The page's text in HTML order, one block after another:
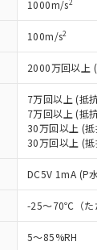
1000m/s
100m/s2
2000万回以上
7万回以上 (抵
7万回以上 (抵
30万回以上 (
30万回以上 (
DC5V 1mA (P
-25～70℃（た
5～85%RH
作成されるもので
点での実際の在庫
なる場合がある
。
状況および標準
、またはお客
機器販売店・当
さい。
御機器販売店や
ネットワーク
なく第三者に漏
お願いします。
）：
水銀(Hg) 1000ppm以
以下、ポリ臭化
、ポリ臭化ジフェニ
フタル酸ビス(2-エ
1000ppm以下、フ
以下、フタル
下、フタル酸ジイソ
業用監視および制御機
４物質については閾
を確認しています。
状況などにより
準値 (GB/T26572)：
水銀) : 1000ppm、
、 PBBs(ポリ
ポリ臭化ジフ
、 BBP(フタル酸ブ
エチルヘキシル)) :
用期限
（10物質）のす
とを示します。
用状況下におい
への提供する場合
出許可(または役
などの必要な手
物を破棄する
るなど、違法に輸
手段を講じます
製品を、核兵器
器、生物兵器ま
これらの製造装
ません。
社製品を第三者
記1、2および3の
通知します。ま
び販売に係わる関
以上の在庫あり
には満たないが
し(最新の在庫状
、お客様のお取
客様担当のオム
売店・当社販売
さい)